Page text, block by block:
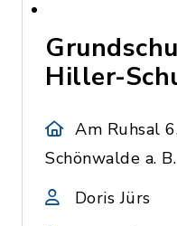
Hiller-
Am Ruhsal
Schönwalde a. B.
Doris Jürs